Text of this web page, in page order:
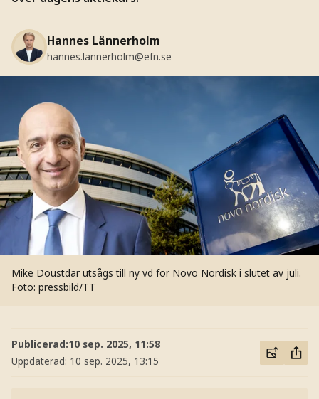
Hannes Lännerholm
hannes.lannerholm@efn.se
Mike Doustdar utsågs till ny vd för Novo Nordisk i slutet av juli.
Foto: pressbild/TT
Publicerad:10 sep. 2025, 11:58
Uppdaterad: 10 sep. 2025, 13:15